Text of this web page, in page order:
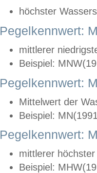
höchster
Pegelkennwert:
mittlerer
Beispiel:
Pegelkennwert:
Mittelwert der
Beispiel:
Pegelkennwert:
mittlerer
Beispiel: